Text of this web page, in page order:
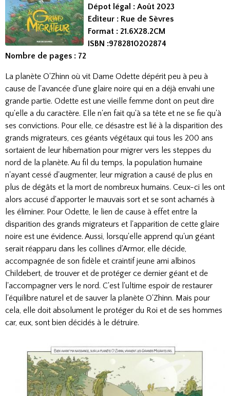
Dépot légal : Août 2023
Editeur : Rue de Sèvres
Format : 21.6X28.2CM
ISBN :9782810202874
Nombre de pages : 72
La planète O'Zhinn où vit Dame Odette dépérit peu à peu à
cause de l'avancée d'une glaire noire qui en a déjà envahi une
grande partie. Odette est une vieille femme dont on peut dire
qu'elle a du caractère. Elle n'en fait qu'à sa tête et ne se fie qu'à
ses convictions. Pour elle, ce désastre est lié à la disparition des
grands migrateurs, ces géants végétaux qui tous les 200 ans
sortaient de leur hibernation pour migrer vers les steppes du
nord de la planète. Au fil du temps, la population humaine
n'ayant cessé d'augmenter, leur migration a causé de plus en
plus de dégâts et la mort de nombreux humains. Ceux-ci les ont
alors accusé d'apporter le mauvais sort et se sont acharnés à
les éliminer. Pour Odette, le lien de cause à effet entre la
disparition des grands migrateurs et l'apparition de cette glaire
noire est une évidence. Aussi, lorsqu'elle apprend qu'un géant
serait réapparu dans les collines d'Armor, elle décide,
accompagnée de son fidèle et craintif jeune ami albinos
Childebert, de trouver et de protéger ce dernier géant et de
l'accompagner vers le nord. C'est l'ultime espoir de restaurer
l'équilibre naturel et de sauver la planète O'Zhinn. Mais pour
cela, elle doit absolument le protéger du Roi et de ses hommes
car, eux, sont bien décidés à le détruire.